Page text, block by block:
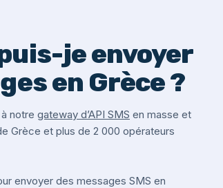
je envoyer
en Grèce ?
notre gateway d’API SMS en masse et
Grèce et plus de 2 000 opérateurs
envoyer des messages SMS en